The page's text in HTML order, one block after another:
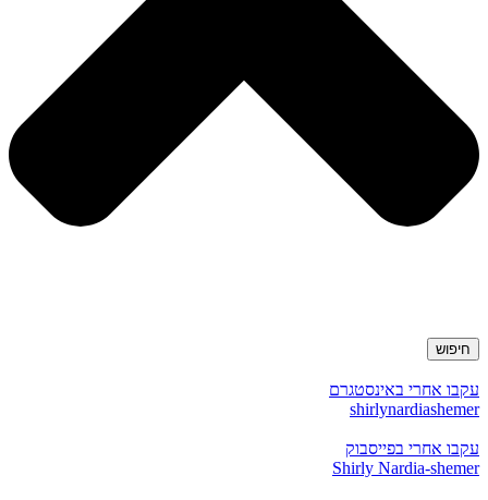
חיפוש
עקבו אחרי באינסטגרם
shirlynardiashemer
עקבו אחרי בפייסבוק
Shirly Nardia-shemer